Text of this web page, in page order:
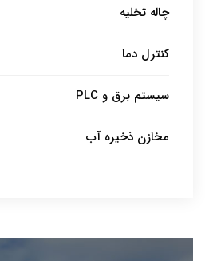
چاله تخلیه
کنترل دما
سیستم برق و PLC
مخازن ذخیره آب